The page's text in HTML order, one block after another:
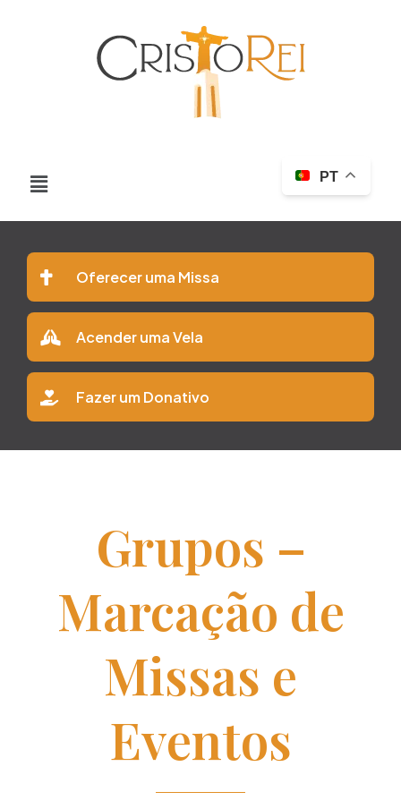
PT
Oferecer uma Missa
Acender uma Vela
Fazer um Donativo
Grupos –
Marcação de
Missas e
Eventos